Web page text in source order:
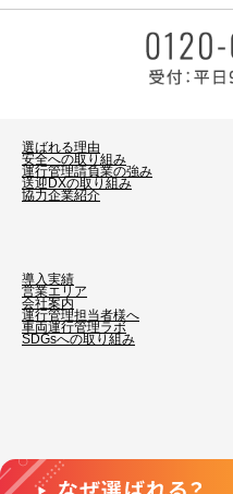
選ばれる理由
安全への取り組み
運行管理請負業の強み
送迎DXの取り組み
協力企業紹介
導入実績
営業エリア
会社案内
運行管理担当者様へ
車両運行管理ラボ
SDGsへの取り組み